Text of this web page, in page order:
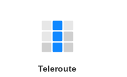
Teleroute